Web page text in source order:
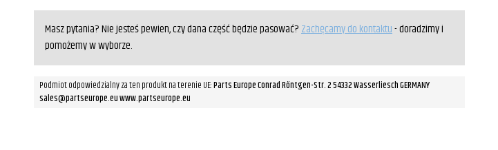
Masz pytania? Nie jesteś pewien, czy dana część będzie pasować?Zachęcamy do kontaktu- doradzimy i
pomożemy w wyborze.
Podmiot odpowiedzialny za ten produkt na terenie UE:Parts Europe Conrad Röntgen-Str. 2 54332 Wasserliesch GERMANY
sales@partseurope.eu www.partseurope.eu